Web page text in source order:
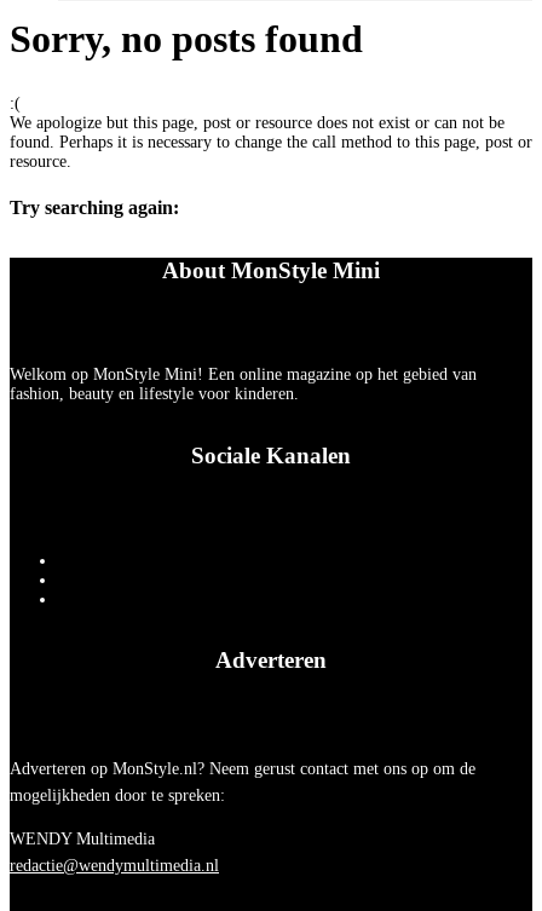
Sorry, no posts found
:(
We apologize but this page, post or resource does not exist or can not be
found. Perhaps it is necessary to change the call method to this page, post or
resource.
Try searching again:
About MonStyle Mini
Welkom op MonStyle Mini! Een online magazine op het gebied van
fashion, beauty en lifestyle voor kinderen.
Sociale Kanalen
Adverteren
Adverteren op MonStyle.nl? Neem gerust contact met ons op om de
mogelijkheden door te spreken:
WENDY Multimedia
redactie@wendymultimedia.nl